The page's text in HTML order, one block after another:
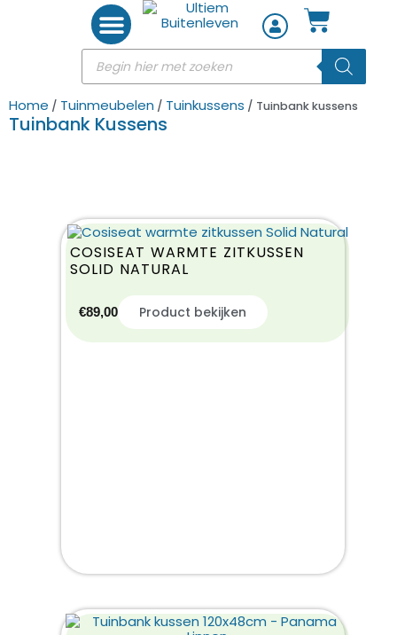
Home / Tuinmeubelen / Tuinkussens / Tuinbank kussens
Tuinbank Kussens
COSISEAT WARMTE ZITKUSSEN
SOLID NATURAL
€89,00 Product bekijken